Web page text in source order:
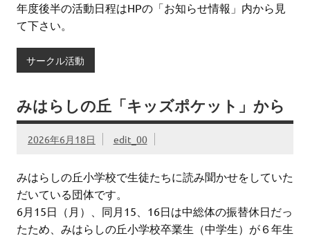
年度後半の活動日程はHPの「お知らせ情報」内から見
て下さい。
サークル活動
みはらしの丘「キッズポケット」から
2026年6月18日 edit_00
みはらしの丘小学校で生徒たちに読み聞かせをしていた
だいている団体です。
6月15日（月）、同月15、16日は中総体の振替休日だっ
たため、みはらしの丘小学校卒業生（中学生）が６年生